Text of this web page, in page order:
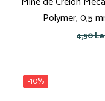
Polymer, 0,5
4,50
-10%